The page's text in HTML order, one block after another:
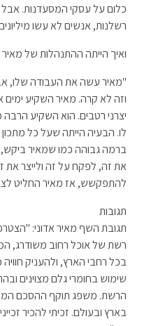
כלום על עסקי המסעדנות. אבל
רשלנות, אנשים לא עשו
ואיך הייתה ההתנהלות של מאיר
"מאיר עשה את העבודה שלו,
וזה לא קרה. מאיר השקיע ימים
יצרני רטבים. הוא השקיע
ברמה גבוהה כמו שמאיר
את זה, לפקח על זה ולייצר את
להתפקשש, אז מאיר החליט
תגובות
תגובת השף מאיר אדוני:
רשת של אוכל רחוב משודרג,
שימוש בחומרי גלם מצוינים
הרשת. משפג תוקף ההסכם
בארץ ובעולם. זכיתי להכיר